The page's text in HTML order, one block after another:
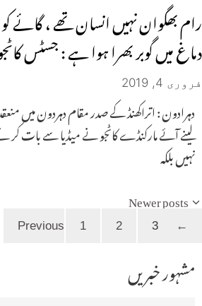
رام بھگوان نہیں انسان تھے ، گائے
دماغ میں گوبر بھرا ہوا ہے : جسٹس
فروری 4, 2019
دہرادون : اتراکھنڈ کے صدر مقام دہردون میں
لینے آئے مارکنڈے کاٹجو نے میڈیا سے بات کر
نہیں بلکہ
Newer posts
←
Page 1 2 3
مشہور خبریں